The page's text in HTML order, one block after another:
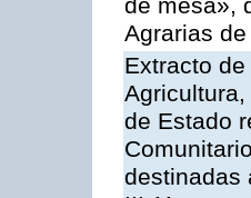
de mesa»,
Agrarias
Extracto
de Estado
destinadas